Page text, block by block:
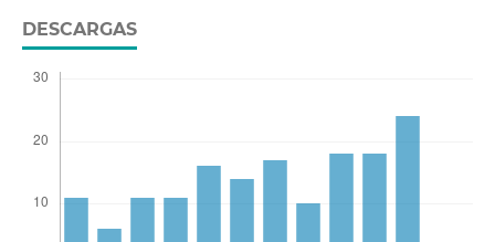
DESCARGAS